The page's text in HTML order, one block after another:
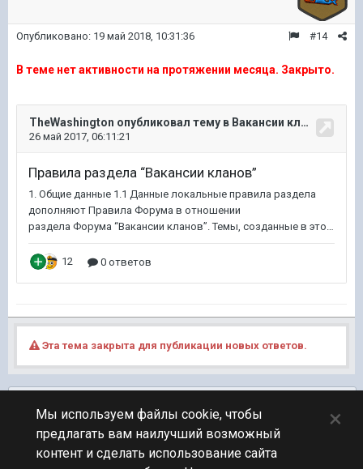
#14
Опубликовано: 19 май 2018, 10:31:36
В теме нет активности на протяжении месяца. Закрыто.
Эта тема закрыта для публикации новых ответов.
ПЕРЕЙТИ К СПИСКУ ТЕМ
Клановый
Мы используем файлы cookie, чтобы
предлагать вам наилучший возможный
контент и сделать использование сайта
×